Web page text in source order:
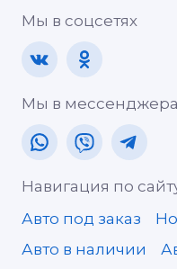
Мы в соцсетях
Мы в
Навигация по
Авто под заказ
Авто в наличии